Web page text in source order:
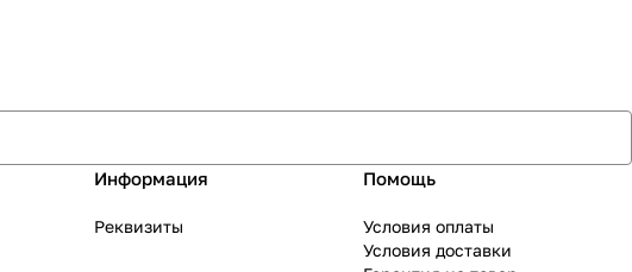
Информация
Реквизиты
Помощь
Условия оплаты
Условия доставки